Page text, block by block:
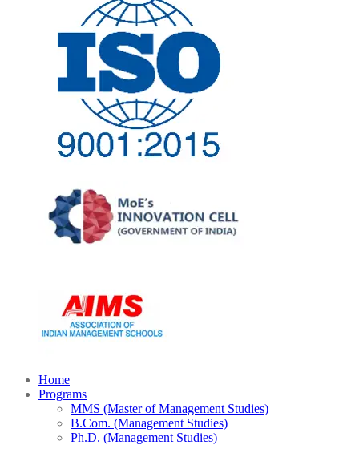
Home
Programs
MMS (Master of Management Studies)
B.Com. (Management Studies)
Ph.D. (Management Studies)